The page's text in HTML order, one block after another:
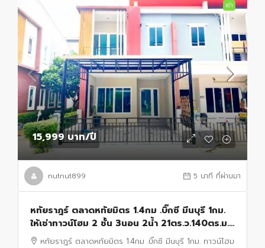
เช่า
15,999 บาท/ปี
nutnut899 5 นาที ที่ผ่านมา
หทัยราฎร์ ตลาดหทัยมิตร 1.4กม .บิ๊กซี มีนบุรี 1กม.
ให้เช่าทาวน์โฮม 2 ชั้น 3นอน 2น้ำ 21ตร.ว.140ตร.ม.
โชคชัยหทัยราษฎร์ 700 ม. Big C มีน 1กม.
หทัยราฎร์ ตลาดหทัยมิตร 1.4กม .บิ๊กซี มีนบุรี 1กม. ทาวน์โฮม